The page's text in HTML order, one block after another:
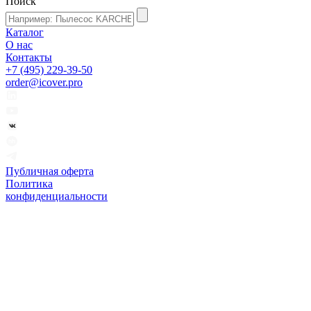
Каталог
О нас
Контакты
+7 (495) 229-39-50
order@icover.pro
Публичная оферта
Политика
конфиденциальности